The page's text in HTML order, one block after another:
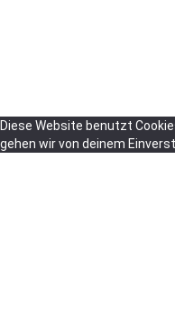
Diese Website benutzt
gehen wir von deinem